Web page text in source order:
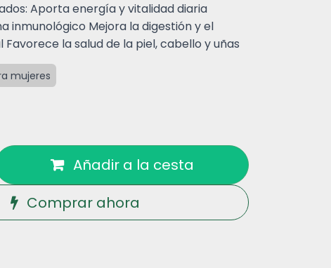
Aporta energía y vitalidad diaria
inmunológico Mejora la digestión y el
la salud de la piel, cabello y uñas
mujeres
Añadir a la cesta
Comprar ahora